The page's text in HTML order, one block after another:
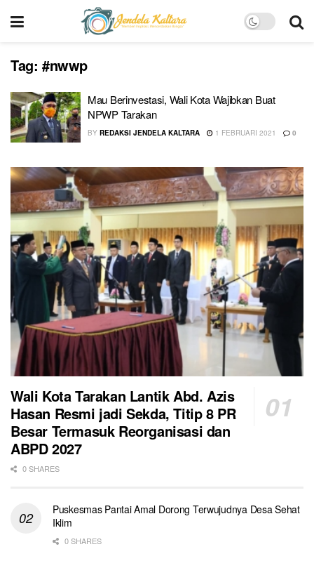
Tag: #nwwp
Mau Berinvestasi, Wali Kota Wajibkan Buat
NPWP Tarakan
BY REDAKSI JENDELA KALTARA 1 FEBRUARI 2021 0
Wali Kota Tarakan Lantik Abd. Azis
Hasan Resmi jadi Sekda, Titip 8 PR
Besar Termasuk Reorganisasi dan
ABPD 2027
0 SHARES
Puskesmas Pantai Amal Dorong Terwujudnya Desa Sehat
Iklim
0 SHARES